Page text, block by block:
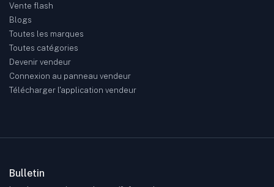
Vente flash
Blogs
Toutes les marques
Toutes catégories
Devenir vendeur
Connexion au panneau vendeur
Télécharger l'application vendeur
Bulletin